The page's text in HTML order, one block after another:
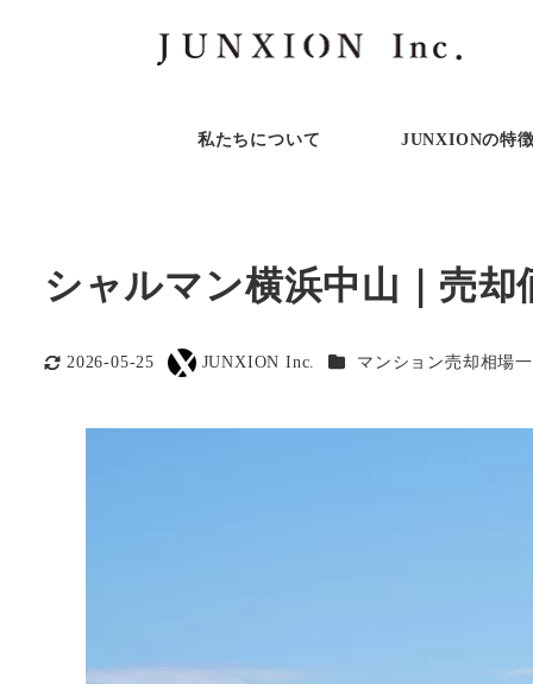
私たちについて JUNXIONの特
シャルマン横浜中山｜売
更新日
2026-05-25
著
JUNXION Inc. カテゴリー
マンション売却相場